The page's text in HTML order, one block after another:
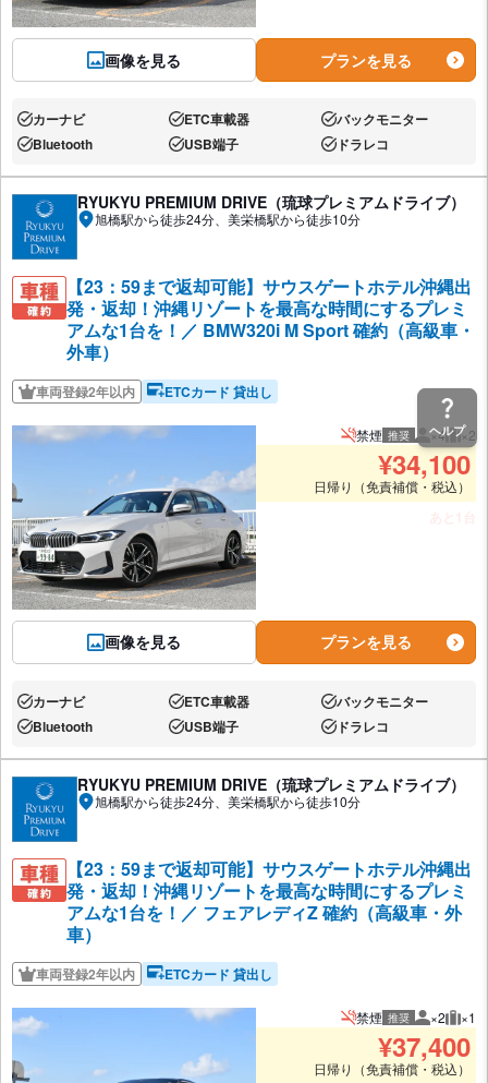
画像を見る プランを見る
あり:カーナビ あり:ETC車載器 あり:バックモニター
あり:Bluetooth あり:USB端子 あり:ドラレコ
RYUKYU PREMIUM DRIVE（琉球プレミアムドライブ）
旭橋駅から徒歩24分、美栄橋駅から徒歩10分
【23：59まで返却可能】サウスゲートホテル沖縄出
発・返却！沖縄リゾートを最高な時間にするプレミ
アムな1台を！／ BMW320i M Sport 確約（高級車・
外車）
車両登録2年以内 ETCカード 貸出し
画像を見る
禁煙 推奨 推奨人数
×4 推
×2
¥34,100
日帰り（免責補償・税込）
プランを見る
あり:カーナビ あり:ETC車載器 あり:バックモニター
あり:Bluetooth あり:USB端子 あり:ドラレコ
RYUKYU PREMIUM DRIVE（琉球プレミアムドライブ）
旭橋駅から徒歩24分、美栄橋駅から徒歩10分
【23：59まで返却可能】サウスゲートホテル沖縄出
発・返却！沖縄リゾートを最高な時間にするプレミ
アムな1台を！／ フェアレディZ 確約（高級車・外
車）
車両登録2年以内 ETCカード 貸出し
禁煙 推奨 推奨人数
×2 推
×1
¥37,400
日帰り（免責補償・税込）
ヘルプ